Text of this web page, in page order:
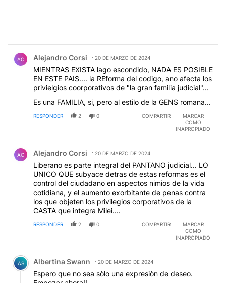
AC Alejandro Corsi 20 DE MARZO DE 2024
MIENTRAS EXISTA lago escondido, NADA ES POSIBLE
EN ESTE PAIS.... la REforma del codigo, ano afecta los
privielgios coorporativos de "la gran familia judicial"...
Es una FAMILIA, si, pero al estilo de la GENS romana...
RESPONDER 2 0 COMPARTIR
MARCAR
COMO
INAPROPIADO
AC Alejandro Corsi 20 DE MARZO DE 2024
Liberano es parte integral del PANTANO judicial... LO
UNICO QUE subyace detras de estas reformas es el
control del ciudadano en aspectos nimios de la vida
cotidiana, y el aumento exorbitante de penas contra
los que objeten los privilegios corporativos de la
CASTA que integra Milei....
RESPONDER 2 0 COMPARTIR
MARCAR
COMO
INAPROPIADO
Comentario de Albertina Swann.
AS Albertina Swann 20 DE MARZO DE 2024
Espero que no sea sòlo una expresiòn de deseo.